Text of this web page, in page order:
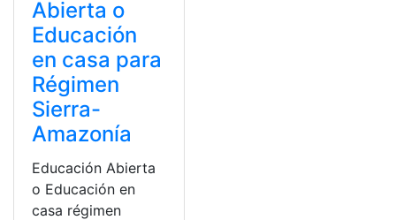
Abierta o
Educación
en casa para
Régimen
Sierra-
Amazonía
Educación Abierta
o Educación en
casa régimen